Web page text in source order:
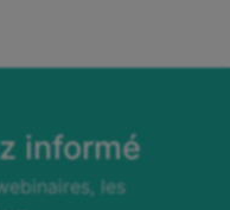
informé
les